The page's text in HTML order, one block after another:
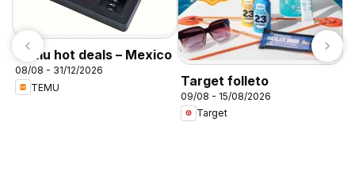
Temu hot deals – Mexico
08/08 - 31/12/2026
TEMU
Target folleto
09/08 - 15/08/2026
Target